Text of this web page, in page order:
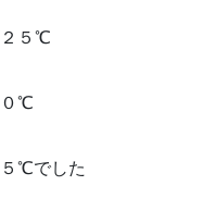
５℃
℃
℃でした